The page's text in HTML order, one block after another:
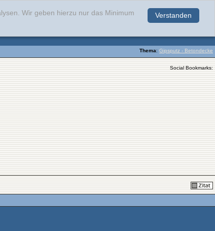
Verstanden
Wir geben hierzu nur das Minimum
Thema: Gipsputz - Betondecke
Social Bookmarks: